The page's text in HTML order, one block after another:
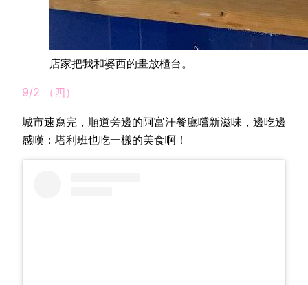
店家把我和婆西的畫放櫃台。
9/2 （四）
城市速寫完，順道旁邊的阿富汗餐廳嚐新滋味，邊吃邊
感嘆：塔利班也吃一樣的美食啊！